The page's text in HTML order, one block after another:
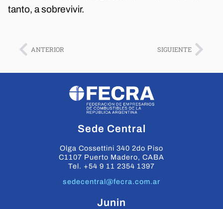
tanto, a sobrevivir.
ANTERIOR SIGUIENTE
Sede Central
Olga Cossettini 340 2do Piso
C1107 Puerto Madero, CABA
Tel. +54 9 11 2354 1397
sedecentral@fecra.com.ar
Junin